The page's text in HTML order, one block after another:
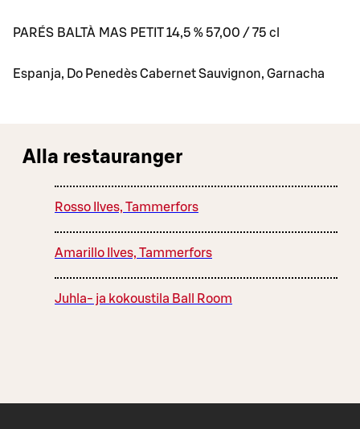
PARÉS BALTÀ MAS PETIT 14,5 % 57,00 / 75 cl
Espanja, Do Penedès Cabernet Sauvignon, Garnacha
Alla restauranger
Rosso Ilves, Tammerfors
Amarillo Ilves, Tammerfors
Juhla- ja kokoustila Ball Room